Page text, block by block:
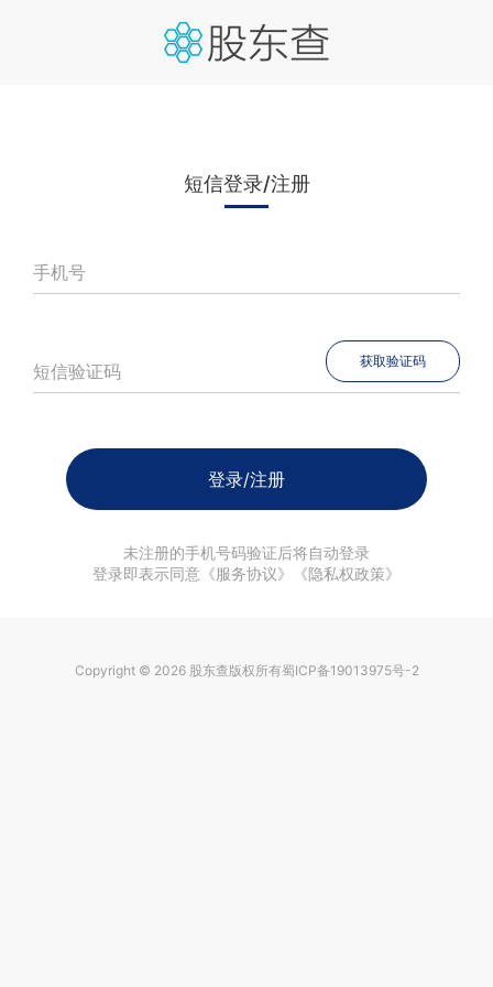
短信登录/注册
手机号
短信验证码 获取验证码
登录/注册
未注册的手机号码验证后将自动登录
登录即表示同意《服务协议》《隐私权政策》
Copyright © 2026 股东查版权所有蜀ICP备19013975号-2